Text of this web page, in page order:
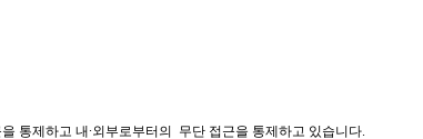
통제하고 내∙외부로부터의 무단 접근을 통제하고 있습니다